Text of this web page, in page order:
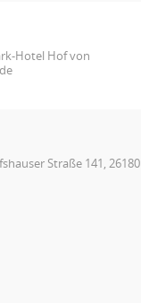
Hotel Hof von
Straße 141, 26180